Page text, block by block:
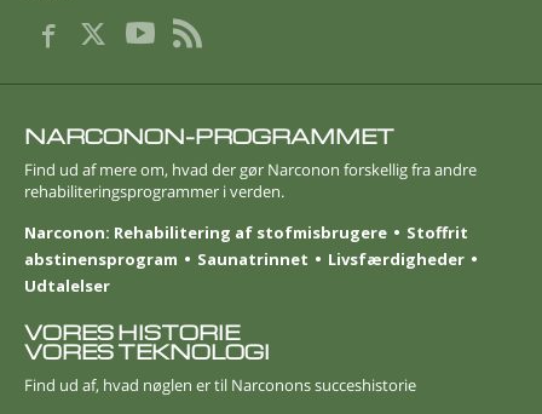
NARCONON-PROGRAMMET
Find ud af mere om, hvad der gør Narconon forskellig fra andre
rehabiliteringsprogrammer i verden.
Narconon: Rehabilitering af stofmisbrugere
Stoffrit
abstinensprogram
Saunatrinnet
Livsfærdigheder
Udtalelser
VORES HISTORIE
VORES TEKNOLOGI
Find ud af, hvad nøglen er til Narconons succeshistorie